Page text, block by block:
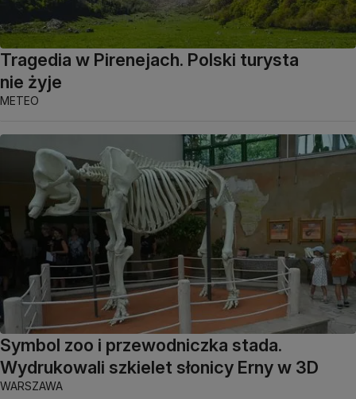
Tragedia w Pirenejach. Polski turysta
nie żyje
METEO
Symbol zoo i przewodniczka stada.
Wydrukowali szkielet słonicy Erny w 3D
WARSZAWA